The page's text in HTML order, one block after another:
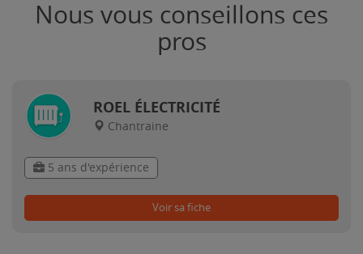
Nous vous conseillons ces
pros
ROEL ÉLECTRICITÉ
Chantraine
5 ans d'expérience
Voir sa fiche